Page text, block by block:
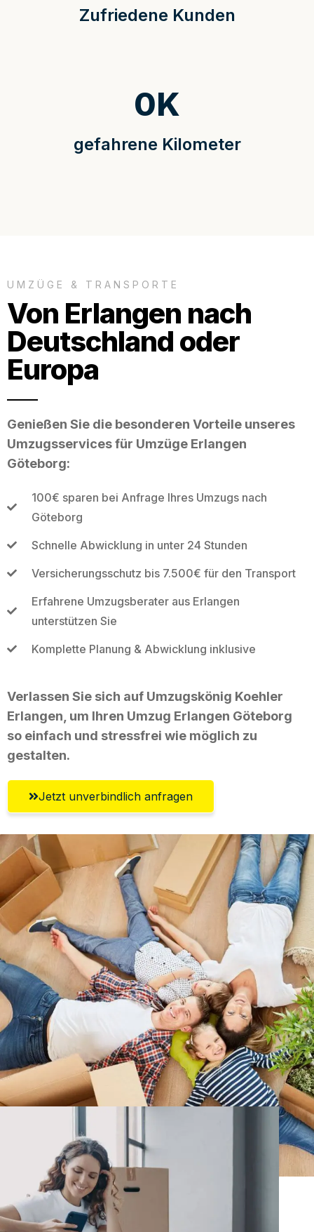
Zufriedene Kunden
gefahrene Kilometer
0K
UMZÜGE & TRANSPORTE
Von Erlangen nach
Deutschland oder
Europa
Genießen Sie die besonderen Vorteile unseres
Umzugsservices für Umzüge Erlangen
Göteborg:
100€ sparen bei Anfrage Ihres Umzugs nach
Göteborg
Schnelle Abwicklung in unter 24 Stunden
Versicherungsschutz bis 7.500€ für den Transport
Erfahrene Umzugsberater aus Erlangen
unterstützen Sie
Komplette Planung & Abwicklung inklusive
Verlassen Sie sich auf Umzugskönig Koehler
Erlangen, um Ihren Umzug Erlangen Göteborg
so einfach und stressfrei wie möglich zu
gestalten.
Jetzt unverbindlich anfragen